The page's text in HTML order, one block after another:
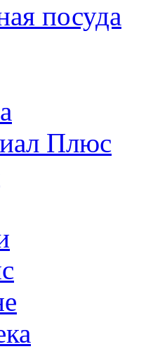
посуда
Плюс